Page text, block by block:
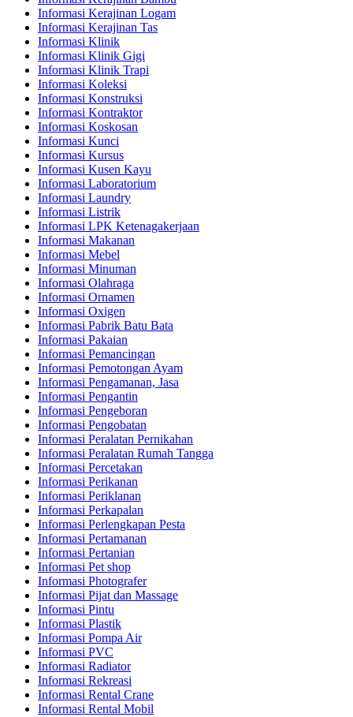
Informasi Kerajinan Logam
Informasi Kerajinan Tas
Informasi Klinik
Informasi Klinik Gigi
Informasi Klinik Trapi
Informasi Koleksi
Informasi Konstruksi
Informasi Kontraktor
Informasi Koskosan
Informasi Kunci
Informasi Kursus
Informasi Kusen Kayu
Informasi Laboratorium
Informasi Laundry
Informasi Listrik
Informasi LPK Ketenagakerjaan
Informasi Makanan
Informasi Mebel
Informasi Minuman
Informasi Olahraga
Informasi Ornamen
Informasi Oxigen
Informasi Pabrik Batu Bata
Informasi Pakaian
Informasi Pemancingan
Informasi Pemotongan Ayam
Informasi Pengamanan, Jasa
Informasi Pengantin
Informasi Pengeboran
Informasi Pengobatan
Informasi Peralatan Pernikahan
Informasi Peralatan Rumah Tangga
Informasi Percetakan
Informasi Perikanan
Informasi Periklanan
Informasi Perkapalan
Informasi Perlengkapan Pesta
Informasi Pertamanan
Informasi Pertanian
Informasi Pet shop
Informasi Photografer
Informasi Pijat dan Massage
Informasi Pintu
Informasi Plastik
Informasi Pompa Air
Informasi PVC
Informasi Radiator
Informasi Rekreasi
Informasi Rental Crane
Informasi Rental Mobil